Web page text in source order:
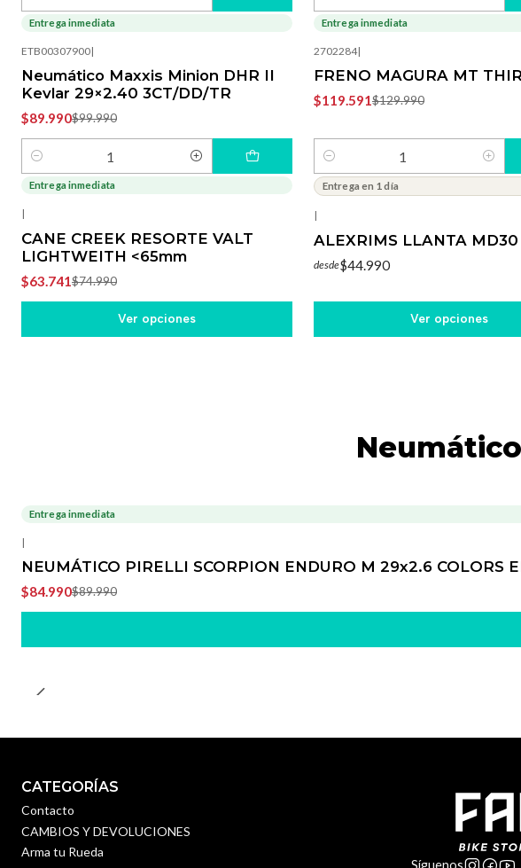
Cantidad Cantidad
-10%
Entrega inmediata
ETB00307900|
Neumático Maxxis Minion DHR II
Kevlar 29×2.40 3CT/DD/TR
$89.990$99.990
Cantidad
-8%OFF
Entrega inmediata
2702284|
FRENO MAGURA MT
$119.591$129.990
Cantidad
Entrega inmediata
|
CANE CREEK RESORTE VALT
LIGHTWEITH <65mm
$63.741$74.990
Ver opciones
Entrega en 1 día
|
ALEXRIMS LLANTA MD30
desde$44.990
Ver opciones
-6%OFF
Entrega inmediata
|
NEUMÁTICO PIRELLI SCORPION ENDURO M 29x2.6 COLORS
$84.990$89.990
CATEGORÍAS
Contacto
CAMBIOS Y DEVOLUCIONES
Arma tu Rueda